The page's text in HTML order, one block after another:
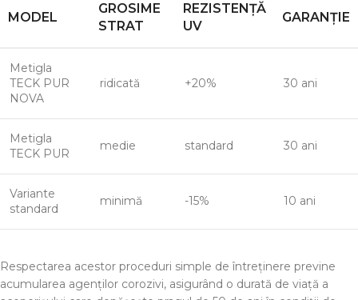
MODEL
GROSIME
STRAT
REZISTENȚĂ
UV
GARANȚIE
Metigla
TECK PUR
NOVA
ridicată +20% 30 ani
Metigla
TECK PUR
medie standard 30 ani
Variante
standard
minimă -15% 10 ani
Respectarea acestor proceduri simple de întreținere previne
acumularea agenților corozivi, asigurând o durată de viață a